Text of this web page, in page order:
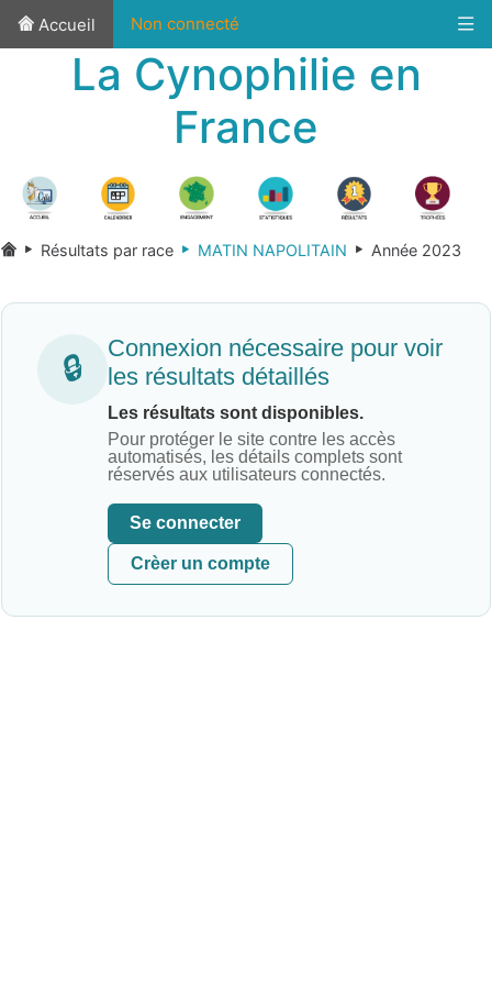
Accueil Non connecté
La Cynophilie en
France
Résultats par race MATIN NAPOLITAIN Année 2023
🔒
Connexion nécessaire pour voir
les résultats détaillés
Les résultats sont disponibles.
Pour protéger le site contre les accès
automatisés, les détails complets sont
réservés aux utilisateurs connectés.
Se connecter
Crèer un compte